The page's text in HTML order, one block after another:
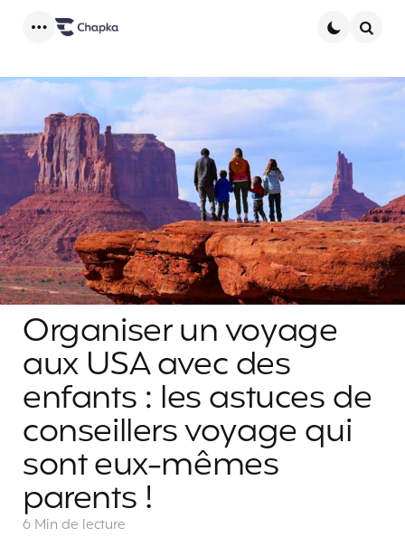
Organiser un voyage
aux USA avec des
enfants : les astuces de
conseillers voyage qui
sont eux-mêmes
parents !
6 Min de lecture